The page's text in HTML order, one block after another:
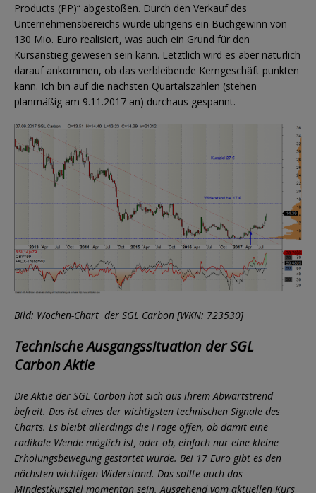
Products (PP)“ abgestoßen. Durch den Verkauf des
Unternehmensbereichs wurde übrigens ein Buchgewinn von
130 Mio. Euro realisiert, was auch ein Grund für den
Kursanstieg gewesen sein kann. Letztlich wird es aber natürlich
darauf ankommen, ob das verbleibende Kerngeschäft punkten
kann. Ich bin auf die nächsten Quartalszahlen (stehen
planmäßig am 9.11.2017 an) durchaus gespannt.
Bild: Wochen-Chart der SGL Carbon [WKN: 723530]
Technische Ausgangssituation der SGL
Carbon Aktie
Die Aktie der SGL Carbon hat sich aus ihrem Abwärtstrend
befreit. Das ist eines der wichtigsten technischen Signale des
Charts. Es bleibt allerdings die Frage offen, ob damit eine
radikale Wende möglich ist, oder ob, einfach nur eine kleine
Erholungsbewegung gestartet wurde. Bei 17 Euro gibt es den
nächsten wichtigen Widerstand. Das sollte auch das
Mindestkursziel momentan sein. Ausgehend vom aktuellen Kurs